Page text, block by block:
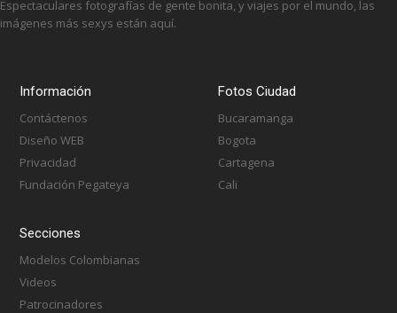
Espectaculares fotografías de gente bonita, y viajes por el mundo, las
imágenes más sexys están aquí.
Información
Contáctenos
Diseño WEB
Privacidad
Fundación Pegateya
Fotos Ciudad
Bucaramanga
Bogota
Cartagena
Cali
Secciones
Modelos Colombianas
Videos
Patrocinadores